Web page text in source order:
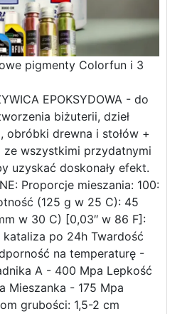
pigmenty Colorfun i 3
EPOKSYDOWA - do
biżuterii, dzieł
obróbki drewna i stołów +
ze wszystkimi przydatnymi
uzyskać doskonały efekt.
Proporcje mieszania: 100:
(125 g w 25 C): 45
w 30 C) [0,03″ w 86 F]:
kataliza po 24h Twardość
na temperaturę -
A - 400 Mpa Lepkość
Mieszanka - 175 Mpa
grubości: 1,5-2 cm